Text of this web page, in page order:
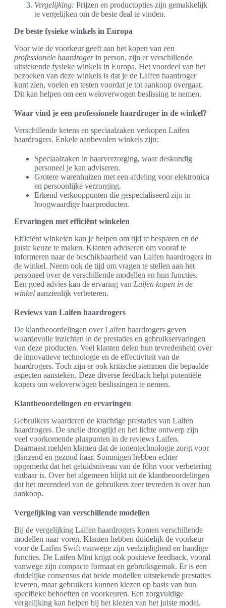
Vergelijking: Prijzen en productopties zijn gemakkelijk
te vergelijken om de beste deal te vinden.
De beste fysieke winkels in Europa
Voor wie de voorkeur geeft aan het kopen van een
professionele haardrogerin person, zijn er verschillende
uitstekende fysieke winkels in Europa. Het voordeel van het
bezoeken van deze winkels is dat je de Laifen haardroger
kunt zien, voelen en testen voordat je tot aankoop overgaat.
Dit kan helpen om een weloverwogen beslissing te nemen.
Waar vind je een professionele haardroger in de winkel?
Verschillende ketens en speciaalzaken verkopen Laifen
haardrogers. Enkele aanbevolen winkels zijn:
Speciaalzaken in haarverzorging, waar deskundig
personeel je kan adviseren.
Grotere warenhuizen met een afdeling voor elektronica
en persoonlijke verzorging.
Erkend verkooppunten die gespecialiseerd zijn in
hoogwaardige haarproducten.
Ervaringen met efficiënt winkelen
Efficiënt winkelen kan je helpen om tijd te besparen en de
juiste keuze te maken. Klanten adviseren om vooraf te
informeren naar de beschikbaarheid van Laifen haardrogers in
de winkel. Neem ook de tijd om vragen te stellen aan het
personeel over de verschillende modellen en hun functies.
Een goed advies kan de ervaring van Laifen kopen in de
winkel aanzienlijk verbeteren.
Reviews van Laifen haardrogers
De klantbeoordelingen over Laifen haardrogers geven
waardevolle inzichten in de prestaties en gebruikservaringen
van deze producten. Veel klanten delen hun tevredenheid over
de innovatieve technologie en de effectiviteit van de
haardrogers. Toch zijn er ook kritische stemmen die bepaalde
aspecten aansteken. Deze diverse feedback helpt potentiële
kopers om weloverwogen beslissingen te nemen.
Klantbeoordelingen en ervaringen
Gebruikers waarderen de krachtige prestaties van Laifen
haardrogers. De snelle droogtijd en het lichte ontwerp zijn
veel voorkomende pluspunten in de reviews Laifen.
Daarnaast melden klanten dat de ionentechnologie zorgt voor
glanzend en gezond haar. Sommigen hebben echter
opgemerkt dat het geluidsniveau van de föhn voor verbetering
vatbaar is. Over het algemeen blijkt uit de klantbeoordelingen
dat het merendeel van de gebruikers zeer tevreden is over hun
aankoop.
Vergelijking van verschillende modellen
Bij de vergelijking Laifen haardrogers komen verschillende
modellen naar voren. Klanten hebben duidelijk de voorkeur
voor de Laifen Swift vanwege zijn veelzijdigheid en handige
functies. De Laifen Mini krijgt ook positieve feedback, vooral
vanwege zijn compacte formaat en gebruiksgemak. Er is een
duidelijke consensus dat beide modellen uitstekende prestaties
leveren, maar gebruikers kunnen kiezen op basis van hun
specifieke behoeften en voorkeuren. Een zorgvuldige
vergelijking kan helpen bij het kiezen van het juiste model.